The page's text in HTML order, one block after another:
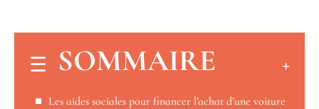
SOMMAIRE
Les aides sociales pour financer l’achat d’une voiture